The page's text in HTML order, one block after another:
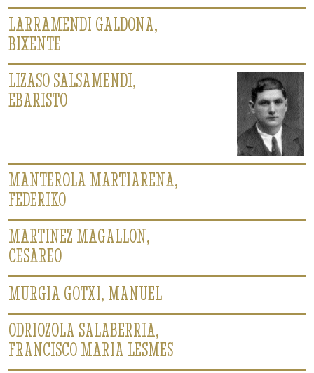
LARRAMENDI GALDONA,
BIXENTE
LIZASO SALSAMENDI,
EBARISTO
MANTEROLA MARTIARENA,
FEDERIKO
MARTINEZ MAGALLON,
CESAREO
MURGIA GOTXI, MANUEL
ODRIOZOLA SALABERRIA,
FRANCISCO MARIA LESMES